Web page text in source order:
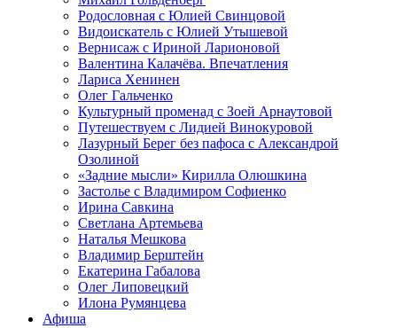
Родословная с Юлией Свинцовой
Видоискатель с Юлией Утышевой
Вернисаж с Ириной Ларионовой
Валентина Калачёва. Впечатления
Лариса Хенинен
Олег Гальченко
Культурный променад с Зоей Арнаутовой
Путешествуем с Лидией Винокуровой
Лазурный Берег без пафоса с Александрой
Озолиной
«Задние мысли» Кирилла Олюшкина
Застолье с Владимиром Софиенко
Ирина Савкина
Светлана Артемьева
Наталья Мешкова
Владимир Берштейн
Екатерина Габалова
Олег Липовецкий
Илона Румянцева
Афиша